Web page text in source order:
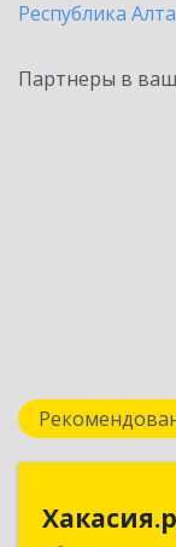
Республика
Партнеры в